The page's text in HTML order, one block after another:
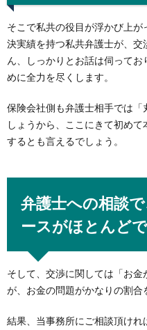
そこで私共の役目が浮かび上
決実績を持つ私共弁護士が、
ん、しっかりとお話は伺って
めに全力を尽くします。
保険会社側も弁護士相手では
しょうから、ここにきて初め
するとも言えるでしょう。
弁護士への相談
ースがほとんど
そして、交渉に関しては「お
が、お金の問題がかなりの割合
結果、当事務所にご相談頂け